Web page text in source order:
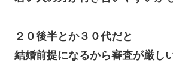
２０後半とか３０代だと
結婚前提になるから審査が厳し